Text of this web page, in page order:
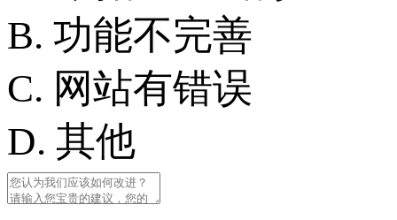
B. 功能不完善
C. 网站有错误
D. 其他